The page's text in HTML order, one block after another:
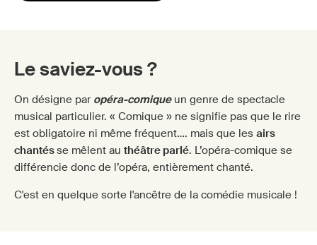
Le saviez-vous ?
On désigne par opéra-comiqueun genre de spectacle
musical particulier. « Comique » ne signifie pas que le rire
est obligatoire ni même fréquent…. mais que les airs
chantésse mêlent au théâtre parlé. L’opéra-comique se
différencie donc de l’opéra, entièrement chanté.
C'est en quelque sorte l'ancêtre de la comédie musicale !